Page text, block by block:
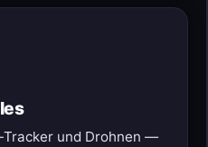
und Drohnen —